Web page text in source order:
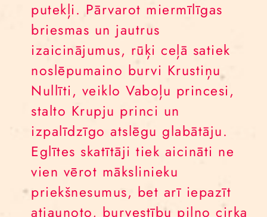
putekļi. Pārvarot miermīlīgas
briesmas un jautrus
izaicinājumus, rūķi ceļā satiek
noslēpumaino burvi Krustiņu
Nullīti, veiklo Vaboļu princesi,
stalto Krupju princi un
izpalīdzīgo atslēgu glabātāju.
Eglītes skatītāji tiek aicināti ne
vien vērot mākslinieku
priekšnesumus, bet arī iepazīt
atjaunoto, burvestību pilno cirka